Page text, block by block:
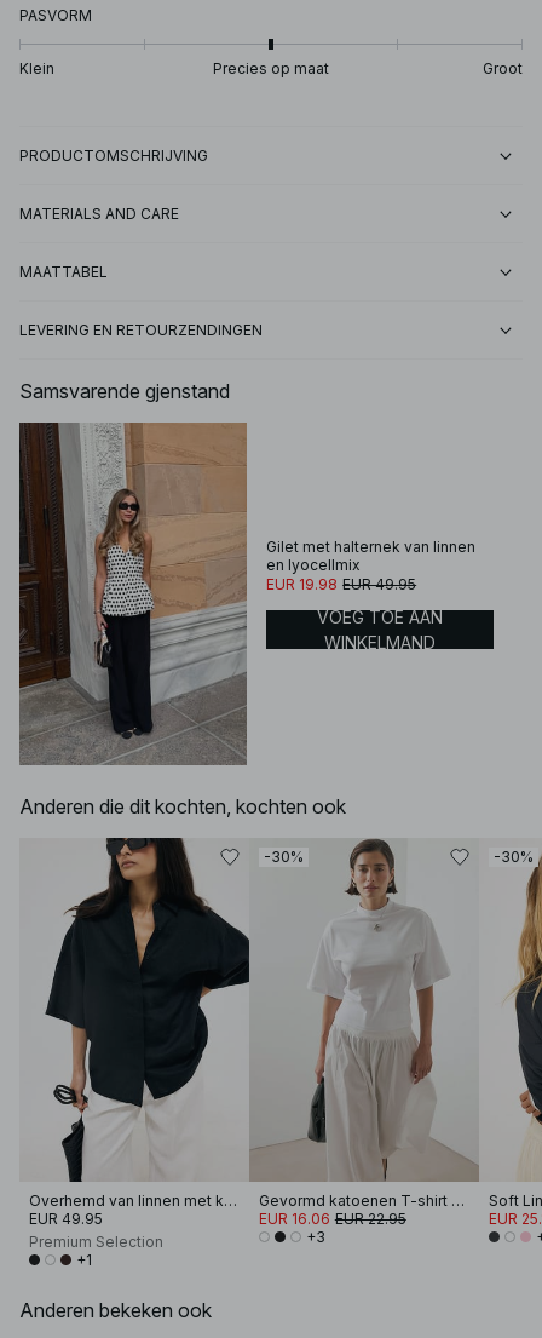
PASVORM
Klein Precies op maat Groot
PRODUCTOMSCHRIJVING
MATERIALS AND CARE
MAATTABEL
LEVERING EN RETOURZENDINGEN
Samsvarende gjenstand
Gilet met halternek van linnen
en lyocellmix
EUR 19.98 EUR 49.95
VOEG TOE AAN
WINKELMAND
Anderen die dit kochten, kochten ook
Overhemd van linnen met korte mouwen
EUR 49.95
Premium Selection
+1
-30%
Gevormd katoenen T-shirt met trechterhals
EUR 16.06 EUR 22.95
+3
-30%
EUR
Anderen bekeken ook